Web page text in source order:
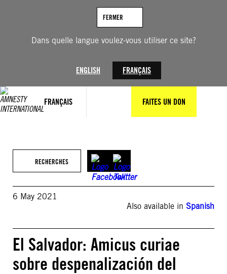
Dans quelle langue voulez-vous utiliser ce site?
ENGLISH FRANÇAIS
FERMER
FRANÇAIS FAITES UN DON
RECHERCHES
6 May 2021
Also available in Spanish
El Salvador: Amicus curiae
sobre despenalización del